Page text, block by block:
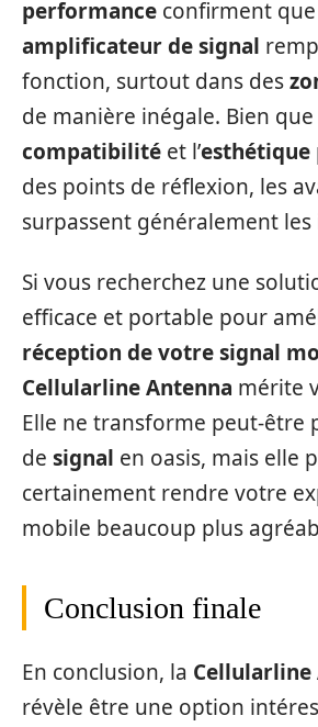
performance confirment
amplificateur de signal
fonction, surtout dans des
de manière inégale. Bien que
compatibilité et l’esthétique
des points de réflexion, les
surpassent généralement
Si vous recherchez une
efficace et portable pour
réception de votre signal
Cellularline Antenna mérite
Elle ne transforme peut-être
de signal en oasis, mais elle
certainement rendre votre
mobile beaucoup plus
Conclusion finale
En conclusion, la Cellularline
révèle être une option